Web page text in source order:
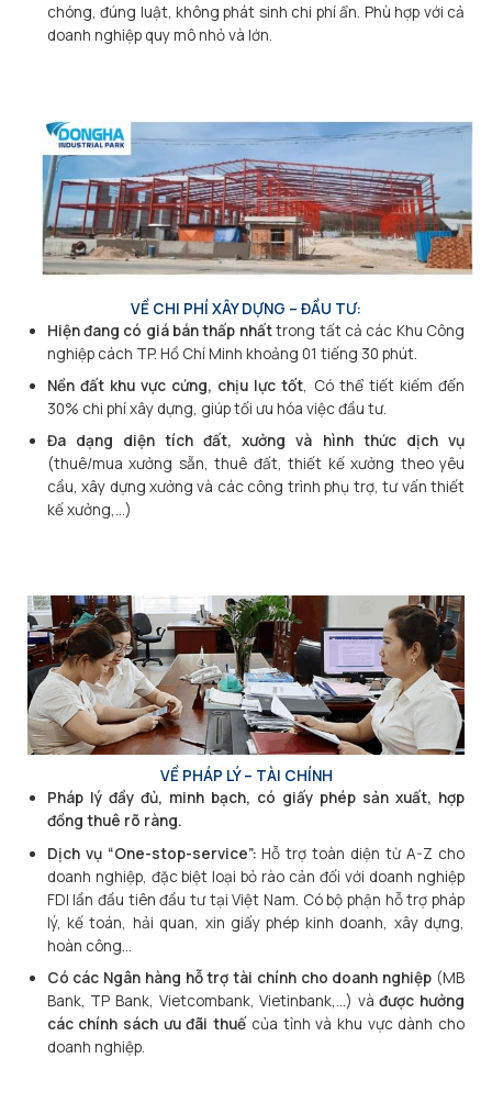
chóng, đúng luật, không phát sinh chi phí ẩn. Phù hợp với cả
doanh nghiệp quy mô nhỏ và lớn.
VỀ CHI PHÍ XÂY DỰNG – ĐẦU TƯ:
Hiện đang có giá bán thấp nhấttrong tất cả các Khu Công
nghiệp cách TP. Hồ Chí Minh khoảng 01 tiếng 30 phút.
Nền đất khu vực cứng, chịu lực tốt, Có thể tiết kiếm đến
30% chi phí xây dựng, giúp tối ưu hóa việc đầu tư.
Đa dạng diện tích đất, xưởng và hình thức dịch vụ
(thuê/mua xưởng sẵn, thuê đất, thiết kế xưởng theo yêu
cầu, xây dựng xưởng và các công trình phụ trợ, tư vấn thiết
kế xưởng,…)
VỀ PHÁP LÝ – TÀI CHÍNH
Pháp lý đầy đủ, minh bạch, có giấy phép sản xuất, hợp
đồng thuê rõ ràng.
Dịch vụ “One-stop-service”: Hỗ trợ toàn diện từ A-Z cho
doanh nghiệp, đặc biệt loại bỏ rào cản đối với doanh nghiệp
FDI lần đầu tiên đầu tư tại Việt Nam. Có bộ phận hỗ trợ pháp
lý, kế toán, hải quan, xin giấy phép kinh doanh, xây dựng,
hoàn công…
Có các Ngân hàng hỗ trợ tài chính cho doanh nghiệp (MB
Bank, TP Bank, Vietcombank, Vietinbank,…) vàđược hưởng
các chính sách ưu đãi thuế của tỉnh và khu vực dành cho
doanh nghiệp.